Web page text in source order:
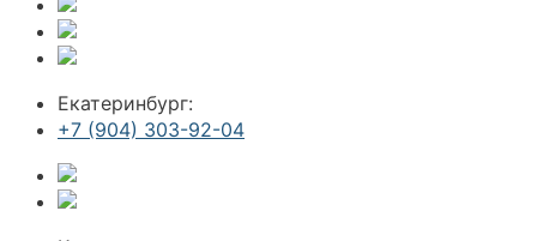
Екатеринбург:
+7 (904) 303-92-04